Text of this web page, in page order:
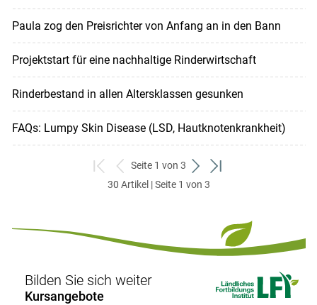
Paula zog den Preisrichter von Anfang an in den Bann
Projektstart für eine nachhaltige Rinderwirtschaft
Rinderbestand in allen Altersklassen gesunken
FAQs: Lumpy Skin Disease (LSD, Hautknotenkrankheit)
zum
ersten
zurück
zum
Seite 1 von 3
weiter
zum
zum
30 Artikel | Seite 1 von 3
Bilden Sie sich weiter
Kursangebote